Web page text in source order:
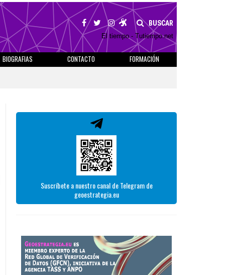
BUSCAR
El tiempo - Tutiempo.net
BIOGRAFIAS CONTACTO
FORMACIÓN
Suscríbete a nuestro canal de Telegram de
geoestrategia.eu